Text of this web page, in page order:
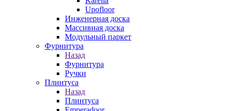
Upofloor
Инженерная доска
Массивная доска
Модульный паркет
Фурнитура
Назад
Фурнитура
Ручки
Плинтуса
Назад
Плинтуса